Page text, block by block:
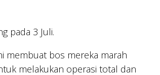
pada 3 Juli.
membuat bos mereka marah
melakukan operasi total dan